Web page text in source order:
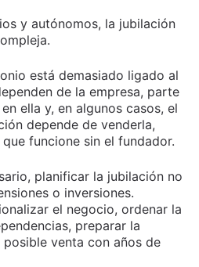
y autónomos, la jubilación
está demasiado ligado al
de la empresa, parte
ella y, en algunos casos, el
depende de venderla,
funcione sin el fundador.
planificar la jubilación no
o inversiones.
el negocio, ordenar la
preparar la
venta con años de